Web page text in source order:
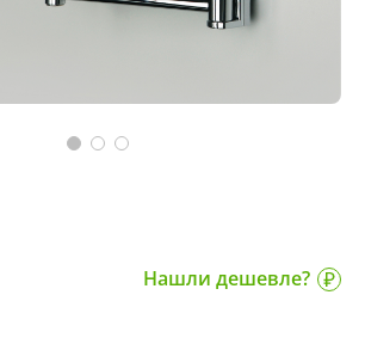
Нашли дешевле?